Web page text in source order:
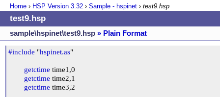
Home › HSP Version 3.32 › Sample - hspinet › test9.hsp
test9.hsp
sample\hspinet\test9.hsp » Plain Format
#include "hspinet.as"
getctime time1,0
getctime time2,1
getctime time3,2